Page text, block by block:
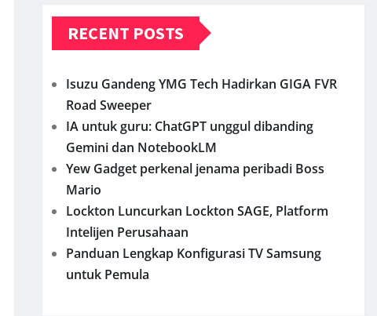
RECENT POSTS
Isuzu Gandeng YMG Tech Hadirkan GIGA FVR
Road Sweeper
IA untuk guru: ChatGPT unggul dibanding
Gemini dan NotebookLM
Yew Gadget perkenal jenama peribadi Boss
Mario
Lockton Luncurkan Lockton SAGE, Platform
Intelijen Perusahaan
Panduan Lengkap Konfigurasi TV Samsung
untuk Pemula